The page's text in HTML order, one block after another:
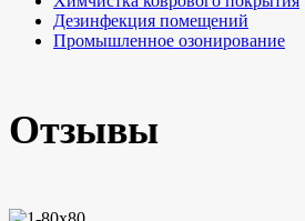
Дезинфекция помещений
Промышленное озонирование
Отзывы